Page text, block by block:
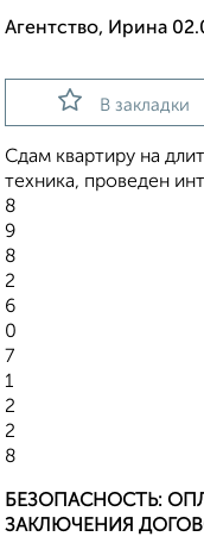
Агентство, Ирина
В закладки
Сдам квартиру на
техника, проведен
8
9
8
2
6
0
7
1
2
2
8
БЕЗОПАСНОСТЬ:
ЗАКЛЮЧЕНИЯ